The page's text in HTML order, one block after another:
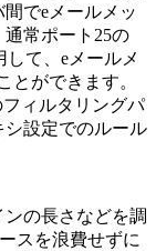
でeメールメッ
常ポート25の
して、eメールメ
とができます。
ィルタリングパ
設定でのルール
ンの長さなどを調
スを浪費せずに